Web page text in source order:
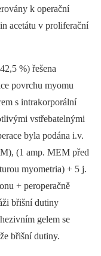
k operační
acetátu v proliferační
%) řešena
povrchu myomu
s intrakorporální
vstřebatelnými
byla podána i.v.
(1 amp. MEM před
myometria) + 5 j.
+ peroperačně
břišní dutiny
gelem se
břišní dutiny.